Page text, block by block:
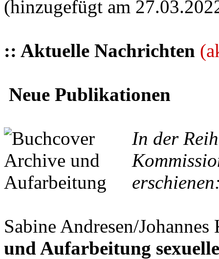
(hinzugefügt am
:: Aktuelle Nachrichten
Neue Publikationen
In der
Sabine Andresen/
und Aufarbeitung